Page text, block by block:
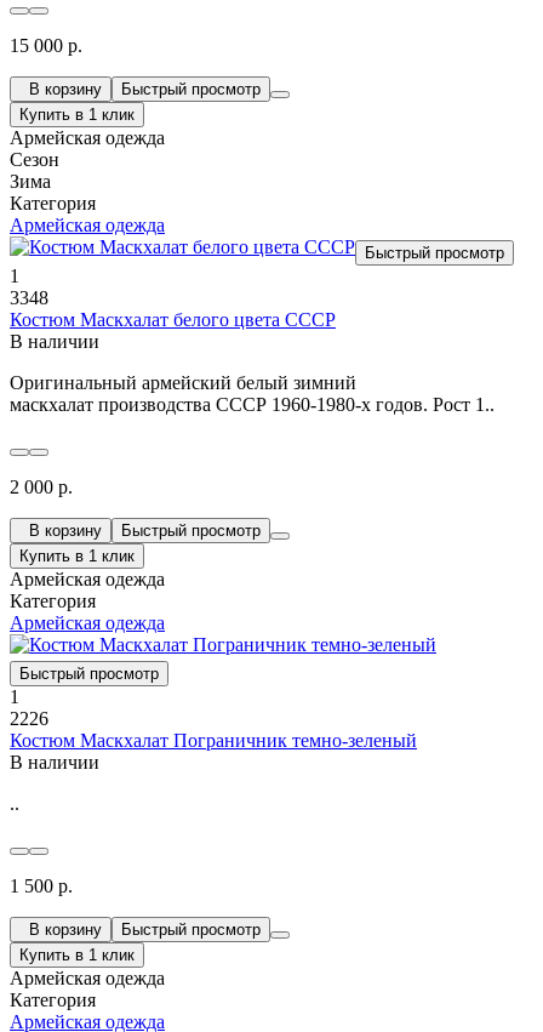
15 000 р.
В корзину
Быстрый просмотр
Купить в 1 клик
Армейская одежда
Сезон
Зима
Категория
Армейская одежда
Быстрый просмотр
1
3348
Костюм Маскхалат белого цвета СССР
В наличии
Оригинальный армейский белый зимний
маскхалат производства СССР 1960-1980-х годов. Рост 1..
2 000 р.
В корзину
Быстрый просмотр
Купить в 1 клик
Армейская одежда
Категория
Армейская одежда
Быстрый просмотр
1
2226
Костюм Маскхалат Пограничник темно-зеленый
В наличии
..
1 500 р.
В корзину
Быстрый просмотр
Купить в 1 клик
Армейская одежда
Категория
Армейская одежда